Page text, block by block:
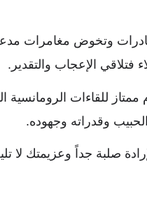
وتخوض مغامرات
فتلاقي الإعجاب والتقدير.
ممتاز للقاءات
وقدراته وجهوده.
صلبة جداً وعزيمتك لا